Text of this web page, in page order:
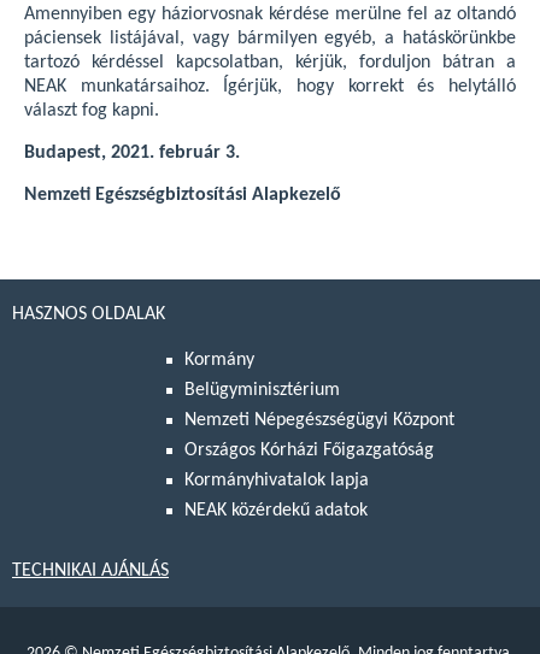
Amennyiben egy háziorvosnak kérdése merülne fel az oltandó
páciensek listájával, vagy bármilyen egyéb, a hatáskörünkbe
tartozó kérdéssel kapcsolatban, kérjük, forduljon bátran a
NEAK munkatársaihoz. Ígérjük, hogy korrekt és helytálló
választ fog kapni.
Budapest, 2021. február 3.
Nemzeti Egészségbiztosítási Alapkezelő
HASZNOS OLDALAK
Kormány
Belügyminisztérium
Nemzeti Népegészségügyi Központ
Országos Kórházi Főigazgatóság
Kormányhivatalok lapja
NEAK közérdekű adatok
TECHNIKAI AJÁNLÁS